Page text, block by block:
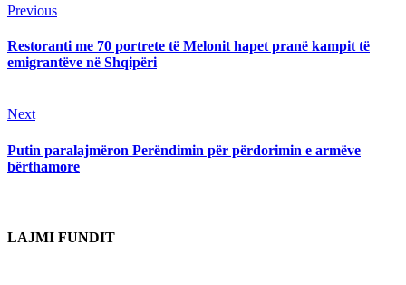
Continue
Reading
PreviousPrevious
Restoranti me 70 portrete të Melonit hapet pranë kampit të
emigrantëve në Shqipëri
NextNext
Putin paralajmëron Perëndimin për përdorimin e armëve
bërthamore
LAJMI FUNDIT